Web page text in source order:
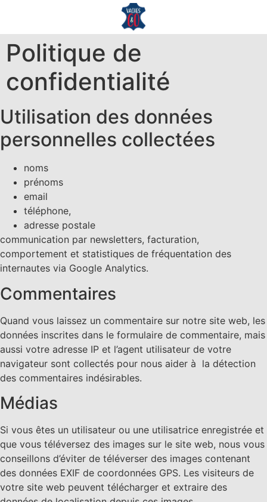
Politique de
confidentialité
Utilisation des données
personnelles collectées
noms
prénoms
email
téléphone,
adresse postale
communication par newsletters, facturation,
comportement et statistiques de fréquentation des
internautes via Google Analytics.
Commentaires
Quand vous laissez un commentaire sur notre site web, les
données inscrites dans le formulaire de commentaire, mais
aussi votre adresse IP et l’agent utilisateur de votre
navigateur sont collectés pour nous aider à la détection
des commentaires indésirables.
Médias
Si vous êtes un utilisateur ou une utilisatrice enregistrée et
que vous téléversez des images sur le site web, nous vous
conseillons d’éviter de téléverser des images contenant
des données EXIF de coordonnées GPS. Les visiteurs de
votre site web peuvent télécharger et extraire des